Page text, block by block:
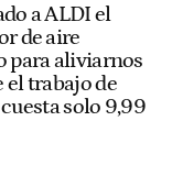
a ALDI el
de aire
para aliviarnos
el trabajo de
solo 9,99